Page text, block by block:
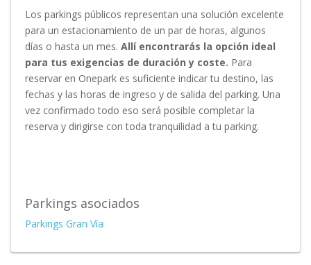
Los parkings públicos representan una solución excelente
para un estacionamiento de un par de horas, algunos
días o hasta un mes. Allí encontrarás la opción ideal
para tus exigencias de duración y coste. Para
reservar en Onepark es suficiente indicar tu destino, las
fechas y las horas de ingreso y de salida del parking. Una
vez confirmado todo eso será posible completar la
reserva y dirigirse con toda tranquilidad a tu parking.
Parkings asociados
Parkings Gran Vía